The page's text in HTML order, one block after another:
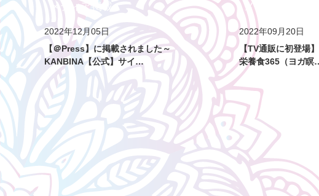
メディア掲載
2022年12月05日
【＠Press】に掲載されました～
KANBINA【公式】サイ…
メディア掲載
2022年09月20日
【TV通販に初登場
栄養食365（ヨガ瞑